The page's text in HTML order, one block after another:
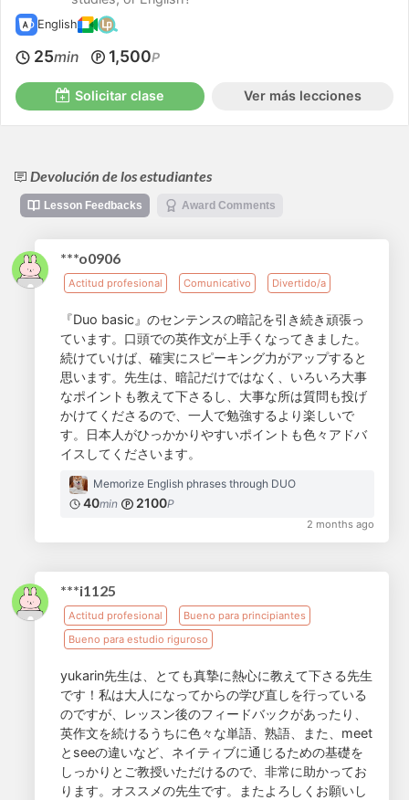
English
25min 1,500P
Solicitar clase Ver más lecciones
Devolución de los estudiantes
Lesson Feedbacks Award Comments
***o0906
Actitud profesional Comunicativo Divertido/a
『Duo basic』のセンテンスの暗記を引き続き頑張っ
ています。口頭での英作文が上手くなってきました。
続けていけば、確実にスピーキング力がアップすると
思います。先生は、暗記だけではなく、いろいろ大事
なポイントも教えて下さるし、大事な所は質問も投げ
かけてくださるので、一人で勉強するより楽しいで
す。日本人がひっかかりやすいポイントも色々アドバ
イスしてくださいます。
Memorize English phrases through DUO
40min 2100P
2 months ago
***i1125
Actitud profesional
Bueno para principiantes
Bueno para estudio riguroso
yukarin先生は、とても真摯に熱心に教えて下さる先生
です！私は大人になってからの学び直しを行っている
のですが、レッスン後のフィードバックがあったり、
英作文を続けるうちに色々な単語、熟語、また、meet
とseeの違いなど、ネイティブに通じるための基礎を
しっかりとご教授いただけるので、非常に助かってお
ります。オススメの先生です。またよろしくお願いし